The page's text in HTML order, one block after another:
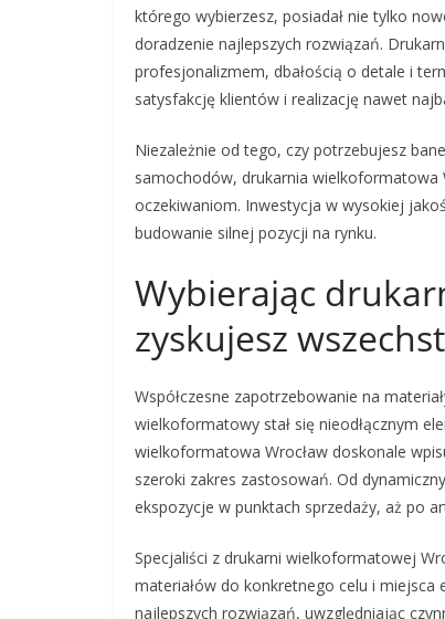
którego wybierzesz, posiadał nie tylko
doradzenie najlepszych rozwiązań.
profesjonalizmem, dbałością o detale i
satysfakcję klientów i realizację nawet
Niezależnie od tego, czy potrzebujesz
samochodów, drukarnia wielkoformatowa
oczekiwaniom. Inwestycja w wysokiej
budowanie silnej pozycji na rynku.
Wybierając
zyskujesz
Współczesne zapotrzebowanie na
wielkoformatowy stał się nieodłącznym
wielkoformatowa Wrocław doskonale
szeroki zakres zastosowań. Od
ekspozycje w punktach sprzedaży, aż po
Specjaliści z drukarni wielkoformatowej
materiałów do konkretnego celu i
najlepszych rozwiązań, uwzględniając